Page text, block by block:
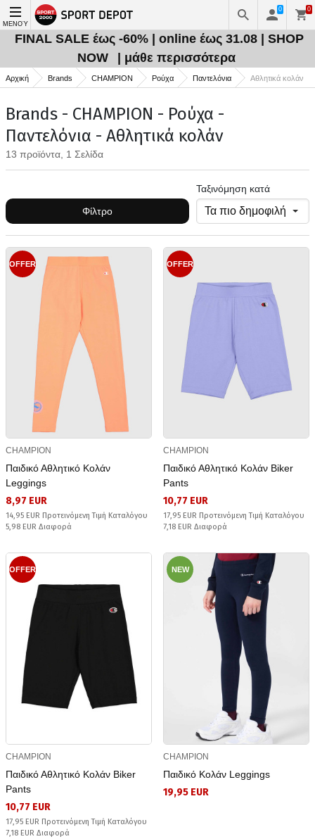
ΜΕΝΟΎ
0 0
FINAL SALE έως -60% | online έως 31.08 | SHOP
NOW
| μάθε περισσότερα
Αρχική Brands CHAMPION Ρούχα Παντελόνια Αθλητικά κολάν
Brands - CHAMPION - Ρούχα -
Παντελόνια - Αθλητικά κολάν
13 προϊόντα, 1 Σελίδα
Φίλτρο
Ταξινόμηση κατά
OFFER
CHAMPION
Παιδικό Αθλητικό Κολάν
Leggings
8,97 EUR
14,95 EUR Προτεινόμενη Τιμή Καταλόγου
5,98 EUR Διαφορά
OFFER
CHAMPION
Παιδικό Αθλητικό Κολάν Biker
Pants
10,77 EUR
17,95 EUR Προτεινόμενη Τιμή Καταλόγου
7,18 EUR Διαφορά
OFFER
CHAMPION
Παιδικό Αθλητικό Κολάν Biker
Pants
10,77 EUR
17,95 EUR Προτεινόμενη Τιμή Καταλόγου
7,18 EUR Διαφορά
NEW
CHAMPION
Παιδικό Κολάν Leggings
19,95 EUR